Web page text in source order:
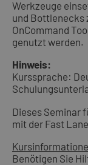
Werkzeuge
und Bottlenecks
OnCommand
genutzt werden.
Hinweis:
Kurssprache:
Dieses Seminar
mit der Fast
Benötigen Sie